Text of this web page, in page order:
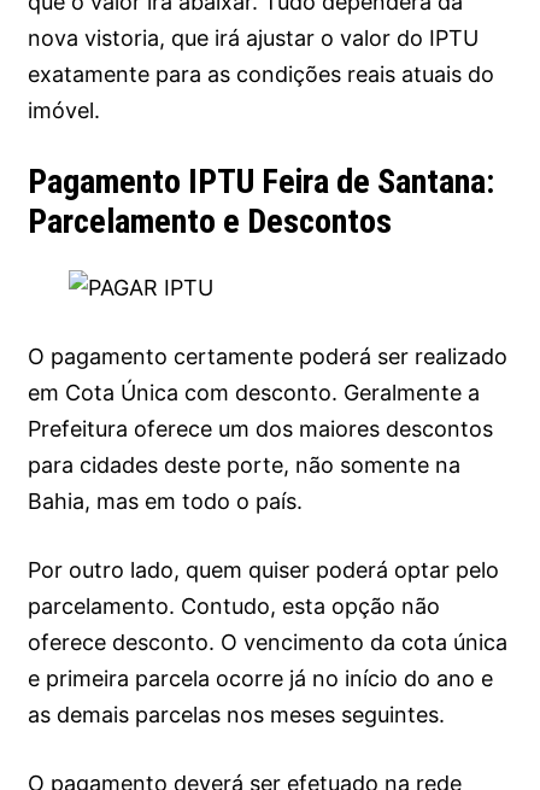
nova vistoria, que irá ajustar o valor do IPTU
exatamente para as condições reais atuais do
imóvel.
Pagamento IPTU Feira de Santana:
Parcelamento e Descontos
O pagamento certamente poderá ser realizado
em Cota Única com desconto. Geralmente a
Prefeitura oferece um dos maiores descontos
para cidades deste porte, não somente na
Bahia, mas em todo o país.
Por outro lado, quem quiser poderá optar pelo
parcelamento. Contudo, esta opção não
oferece desconto. O vencimento da cota única
e primeira parcela ocorre já no início do ano e
as demais parcelas nos meses seguintes.
O pagamento deverá ser efetuado na rede